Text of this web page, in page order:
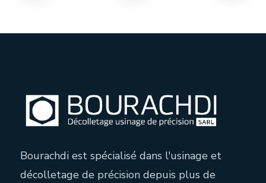
Bourachdi est spécialisé dans l'usinage et
décolletage de précision depuis plus de